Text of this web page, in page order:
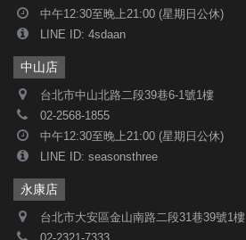
中午12:30至晚上21:00 (星期日公休)
LINE ID: 4sdaan
中山店
台北市中山北路二段39巷6-1號1樓
02-2568-1855
中午12:30至晚上21:00 (星期日公休)
LINE ID: seasonsthree
永康店
台北市大安區金山南路二段31巷39號1樓